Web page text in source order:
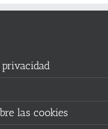
las cookies